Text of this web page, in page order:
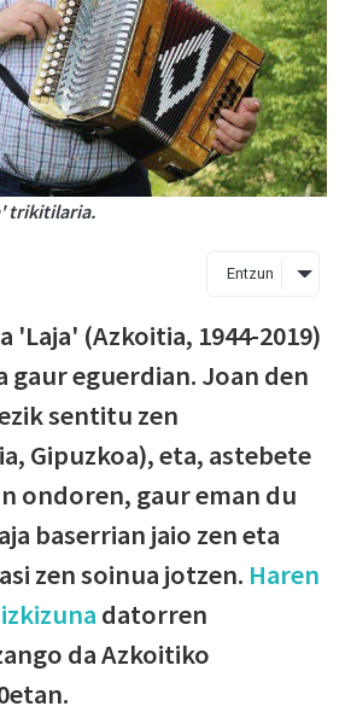
trikitilaria.
Entzun
'Laja' (Azkoitia, 1944-2019)
eguerdian. Joan den
sentitu zen
Gipuzkoa), eta, astebete
ondoren, gaur eman du
baserrian jaio zen eta
zen soinua jotzen. Haren
datorren
da Azkoitiko